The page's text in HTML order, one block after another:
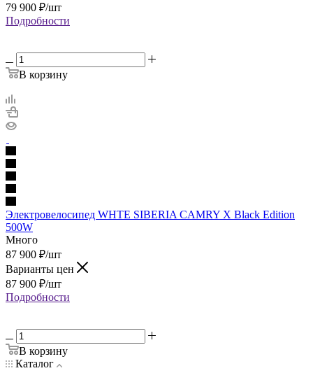
79 900 ₽/шт
Подробности
В корзину
Электровелосипед WHTE SIBERIA CAMRY X Black Edition
500W
Много
87 900 ₽/шт
Варианты цен
87 900 ₽/шт
Подробности
В корзину
Каталог